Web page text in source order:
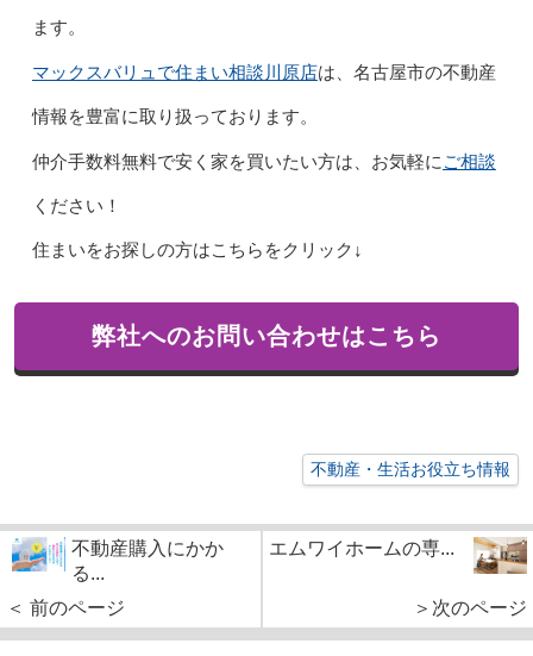
ます。
マックスバリュで住まい相談川原店は、名古屋市の不動産
情報を豊富に取り扱っております。
仲介手数料無料で安く家を買いたい方は、お気軽にご相談
ください！
住まいをお探しの方はこちらをクリック↓
弊社へのお問い合わせはこちら
不動産・生活お役立ち情報
不動産購入にかか
る...
＜ 前のページ
エムワイホームの専...
＞次のページ